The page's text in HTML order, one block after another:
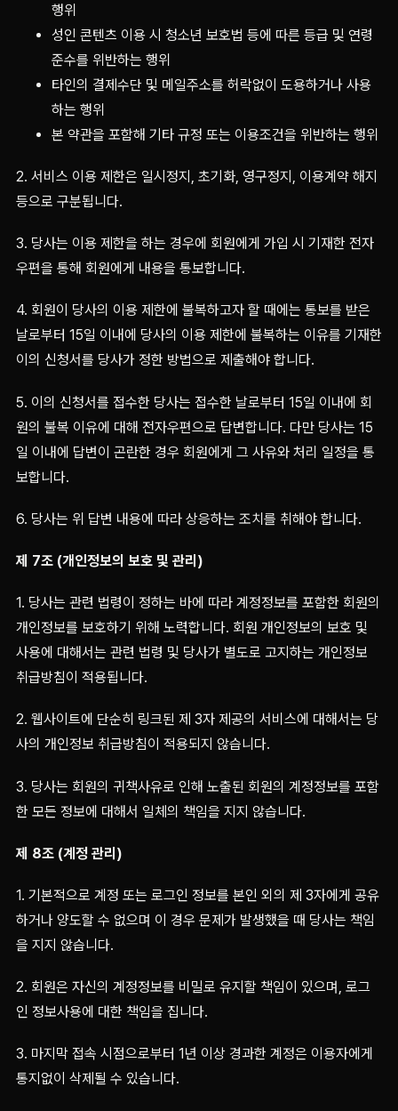
행위
성인 콘텐츠 이용 시 청소년 보호법 등에 따른 등급 및 연령
준수를 위반하는 행위
타인의 결제수단 및 메일주소를 허락없이 도용하거나 사용
하는 행위
본 약관을 포함해 기타 규정 또는 이용조건을 위반하는 행위
2. 서비스 이용 제한은 일시정지, 초기화, 영구정지, 이용계약 해지
등으로 구분됩니다.
3. 당사는 이용 제한을 하는 경우에 회원에게 가입 시 기재한 전자
우편을 통해 회원에게 내용을 통보합니다.
4. 회원이 당사의 이용 제한에 불복하고자 할 때에는 통보를 받은
날로부터 15일 이내에 당사의 이용 제한에 불복하는 이유를 기재한
이의 신청서를 당사가 정한 방법으로 제출해야 합니다.
5. 이의 신청서를 접수한 당사는 접수한 날로부터 15일 이내에 회
원의 불복 이유에 대해 전자우편으로 답변합니다. 다만 당사는 15
일 이내에 답변이 곤란한 경우 회원에게 그 사유와 처리 일정을 통
보합니다.
6. 당사는 위 답변 내용에 따라 상응하는 조치를 취해야 합니다.
제 7조 (개인정보의 보호 및 관리)
1. 당사는 관련 법령이 정하는 바에 따라 계정정보를 포함한 회원의
개인정보를 보호하기 위해 노력합니다. 회원 개인정보의 보호 및
사용에 대해서는 관련 법령 및 당사가 별도로 고지하는 개인정보
취급방침이 적용됩니다.
2. 웹사이트에 단순히 링크된 제 3자 제공의 서비스에 대해서는 당
사의 개인정보 취급방침이 적용되지 않습니다.
3. 당사는 회원의 귀책사유로 인해 노출된 회원의 계정정보를 포함
한 모든 정보에 대해서 일체의 책임을 지지 않습니다.
제 8조 (계정 관리)
1. 기본적으로 계정 또는 로그인 정보를 본인 외의 제 3자에게 공유
하거나 양도할 수 없으며 이 경우 문제가 발생했을 때 당사는 책임
을 지지 않습니다.
2. 회원은 자신의 계정정보를 비밀로 유지할 책임이 있으며, 로그
인 정보사용에 대한 책임을 집니다.
3. 마지막 접속 시점으로부터 1년 이상 경과한 계정은 이용자에게
통지없이 삭제될 수 있습니다.